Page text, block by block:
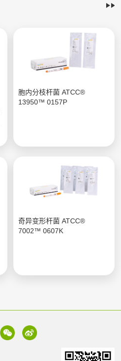
胞内分枝杆菌 ATCC®
13950™ 0157P
奇异变形杆菌 ATCC®
7002™ 0607K